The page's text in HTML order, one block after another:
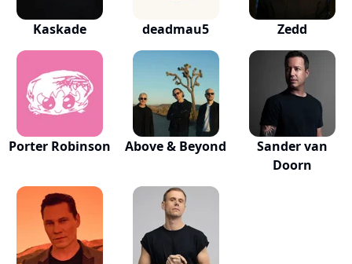
Kaskade deadmau5 Zedd
Porter Robinson Above & Beyond
Sander van
Doorn